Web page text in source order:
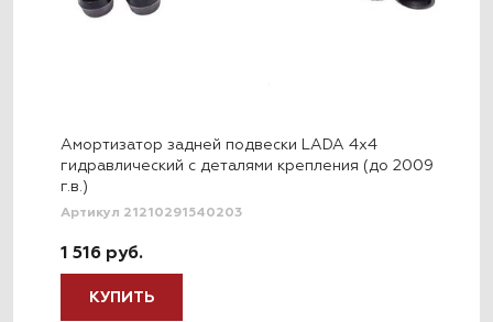
Амортизатор задней подвески LADA 4x4
гидравлический с деталями крепления (до 2009
г.в.)
Артикул 21210291540203
1 516 руб.
КУПИТЬ